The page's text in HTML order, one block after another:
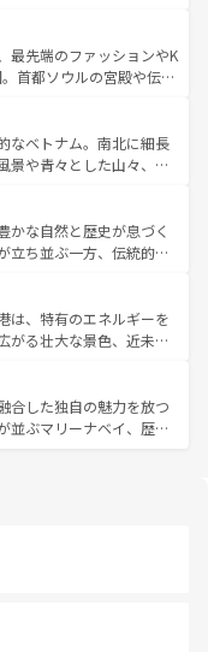
い。
り、サーフィンやダイ
ドア好きにはたまらな
を存分に味わいつくそ
東部など、都市の喧騒
訪れる人に新しい発見と
奥深い台湾の食文化も魅
バラエティ豊かな料理
情報は コンテンツ一覧を参
最先端のファッションやK
首都ソウルの宮殿や伝統
自然美を楽しむことが
絶品のストリートフード
ている。夜には、韓国な
な魅力を心ゆくまで味
お、新着の韓国情報はコンテンツ一
なベトナム。南北に細長
景や青々とした山々、世
ノイの古い町並みやホ
建物も、独特の雰囲気を
ィの豊かさとおいしさで
ムコーヒーなどは、ぜ
訪れてもあたたかい人々
っと忘れられない旅にな
かな自然と歴史が息づく
立ち並ぶ一方、伝統的な
ェンマイなどの山岳地
ーケットやクラビの美し
ことができる。タイ料理
季節にも異なる楽しみ
の人々、仏教を中心とし
、訪れる旅人を魅了し続
は、特有のエネルギーを
がる壮大な景色、近未来
観光スポットが密集し
るのも魅力。息をのむよ
香港を存分に楽しみ尽く
合した独自の魅力を放つ
並ぶマリーナベイ、歴史
める外せないスポット